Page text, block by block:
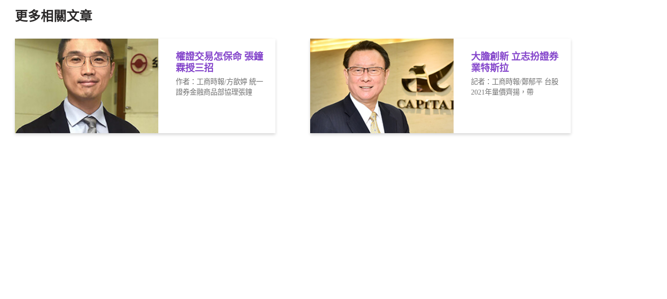
更多相關文章
權證交易怎保命 張鐘
霖授三招
作者：工商時報/方歆婷 統一
證券金融商品部協理張鐘
大膽創新 立志扮證券
業特斯拉
記者：工商時報/鄭郁平 台股
2021年量價齊揚，帶